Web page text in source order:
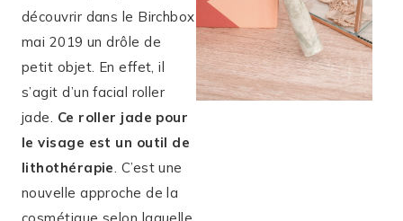
découvrir dans le Birchbox
mai 2019 un drôle de
petit objet. En effet, il
s’agit d’un facial roller
jade. Ce roller jade pour
le visage est un outil de
lithothérapie. C’est une
nouvelle approche de la